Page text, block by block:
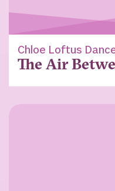
Chloe Loftus
The Air